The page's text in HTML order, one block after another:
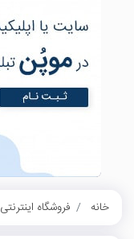
خانه فروشگاه اینترنتی